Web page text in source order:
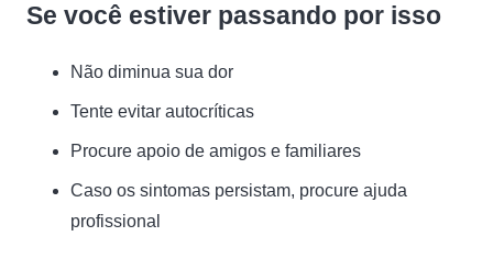
Se você estiver passando por isso
Não diminua sua dor
Tente evitar autocríticas
Procure apoio de amigos e familiares
Caso os sintomas persistam, procure ajuda
profissional